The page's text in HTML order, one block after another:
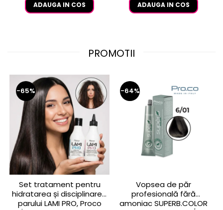
ADAUGA IN COS ADAUGA IN COS
PROMOTII
-65%
Set tratament pentru
hidratarea și disciplinarea
parului LAMI PRO, Proco
-64%
Vopsea de păr
profesională fără
amoniac SUPERB.COLOR